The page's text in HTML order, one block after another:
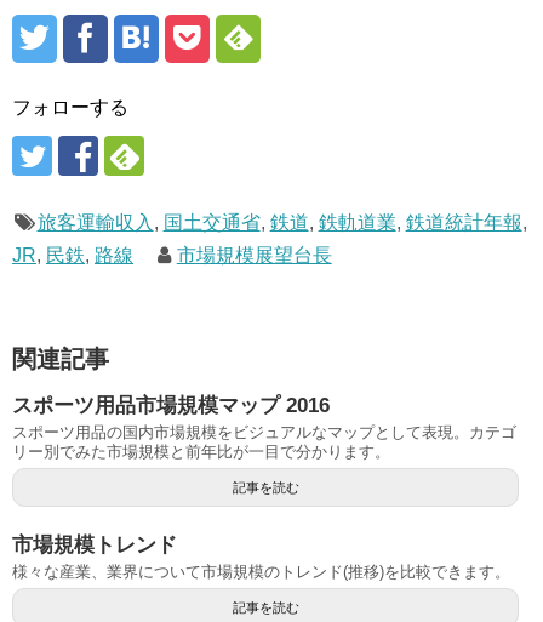
フォローする
旅客運輸収入 , 国土交通省, 鉄道, 鉄軌道業, 鉄道統計年報,
JR, 民鉄, 路線 市場規模展望台長
関連記事
スポーツ用品市場規模マップ 2016
スポーツ用品の国内市場規模をビジュアルなマップとして表現。カテゴ
リー別でみた市場規模と前年比が一目で分かります。
記事を読む
市場規模トレンド
様々な産業、業界について市場規模のトレンド(推移)を比較できます。
記事を読む